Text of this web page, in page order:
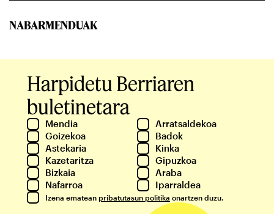
NABARMENDUAK
Harpidetu Berriaren
buletinetara
Mendia
Arratsaldekoa
Goizekoa
Badok
Astekaria
Kinka
Kazetaritza
Gipuzkoa
Bizkaia
Araba
Nafarroa
Iparraldea
Izena ematean pribatutasun politika onartzen duzu.